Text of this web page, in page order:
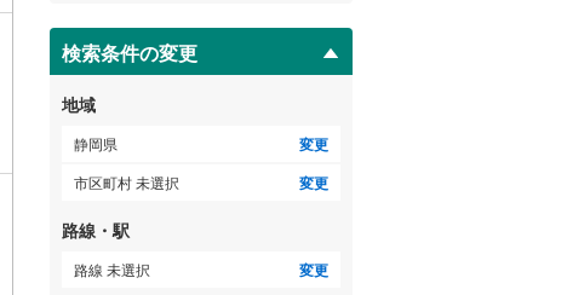
ジ
に
保
存
す
る
検索条件の変更
地域
静岡県 変更
市区町村 未選択 変更
路線・駅
路線 未選択 変更